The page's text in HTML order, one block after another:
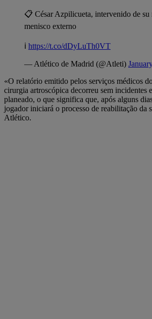
📋 César Azpilicueta, intervenido de su
menisco externo
ℹ️ https://t.co/dDyLuTh0VT
— Atlético de Madrid (@Atleti)
«O relatório emitido pelos serviços médicos
cirurgia artroscópica decorreu sem incidentes
planeado, o que significa que, após alguns
jogador iniciará o processo de reabilitação da
Atlético.